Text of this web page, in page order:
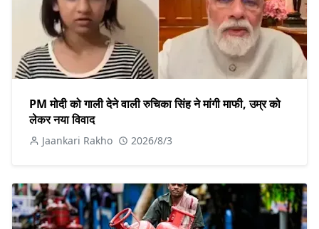
PM मोदी को गाली देने वाली रुचिका सिंह ने मांगी माफी, उम्र को
लेकर नया विवाद
Jaankari Rakho 2026/8/3